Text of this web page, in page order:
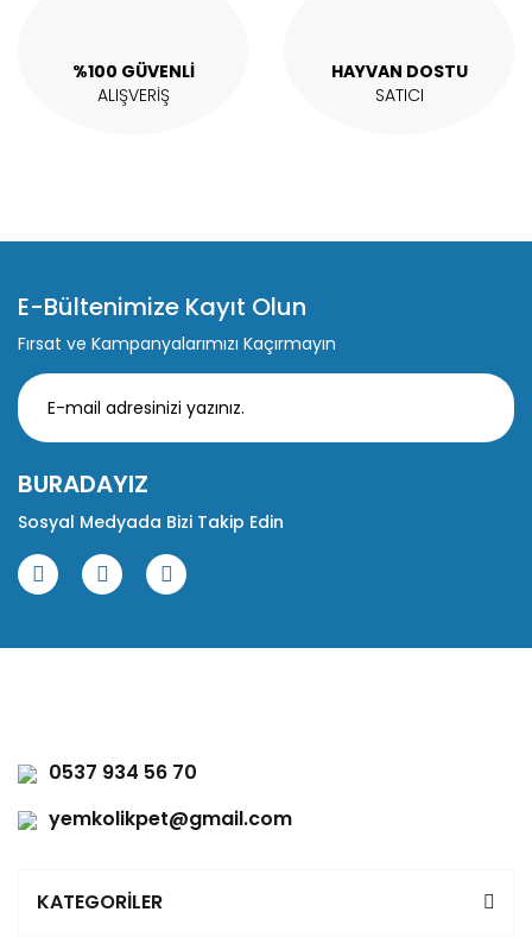
%100 GÜVENLİ
ALIŞVERİŞ
HAYVAN DOSTU
SATICI
E-Bültenimize Kayıt Olun
Fırsat ve Kampanyalarımızı Kaçırmayın
BURADAYIZ
Sosyal Medyada Bizi Takip Edin
0537 934 56 70
yemkolikpet@gmail.com
KATEGORİLER